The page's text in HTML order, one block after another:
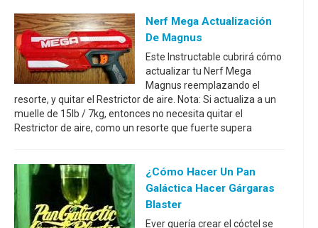
Nerf Mega Actualización
De Magnus
Este Instructable cubrirá cómo
actualizar tu Nerf Mega
Magnus reemplazando el
resorte, y quitar el Restrictor de aire. Nota: Si actualiza a un
muelle de 15lb / 7kg, entonces no necesita quitar el
Restrictor de aire, como un resorte que fuerte supera
¿Cómo Hacer Un Pan
Galáctica Hacer Gárgaras
Blaster
Ever quería crear el cóctel se